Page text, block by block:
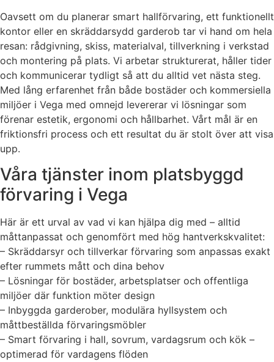
Oavsett om du planerar smart hallförvaring, ett funktionellt
kontor eller en skräddarsydd garderob tar vi hand om hela
resan: rådgivning, skiss, materialval, tillverkning i verkstad
och montering på plats. Vi arbetar strukturerat, håller tider
och kommunicerar tydligt så att du alltid vet nästa steg.
Med lång erfarenhet från både bostäder och kommersiella
miljöer i Vega med omnejd levererar vi lösningar som
förenar estetik, ergonomi och hållbarhet. Vårt mål är en
friktionsfri process och ett resultat du är stolt över att visa
upp.
Våra tjänster inom platsbyggd
förvaring i Vega
Här är ett urval av vad vi kan hjälpa dig med – alltid
måttanpassat och genomfört med hög hantverkskvalitet:
– Skräddarsyr och tillverkar förvaring som anpassas exakt
efter rummets mått och dina behov
– Lösningar för bostäder, arbetsplatser och offentliga
miljöer där funktion möter design
– Inbyggda garderober, modulära hyllsystem och
måttbeställda förvaringsmöbler
– Smart förvaring i hall, sovrum, vardagsrum och kök –
optimerad för vardagens flöden